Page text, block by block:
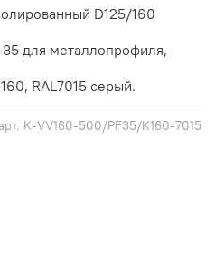
арт. K-VV160-500/PF35/K160-7015
D125/160
для металлопрофиля,
RAL7015 серый.